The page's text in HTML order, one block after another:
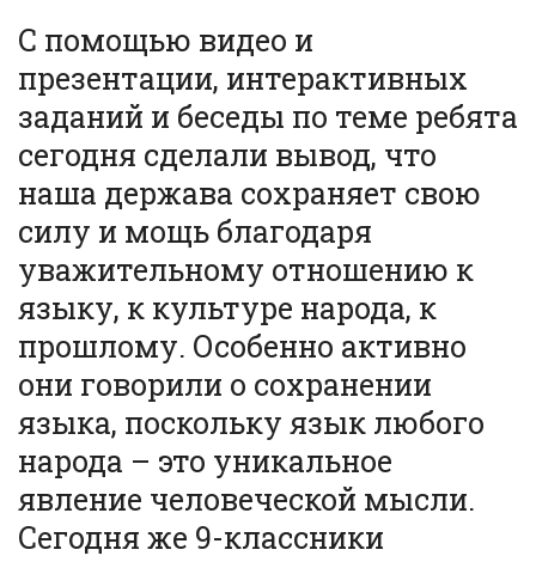
С помощью видео и
презентации, интерактивных
заданий и беседы по теме ребята
сегодня сделали вывод, что
наша держава сохраняет свою
силу и мощь благодаря
уважительному отношению к
языку, к культуре народа, к
прошлому. Особенно активно
они говорили о сохранении
языка, поскольку язык любого
народа – это уникальное
явление человеческой мысли.
Сегодня же 9-классники